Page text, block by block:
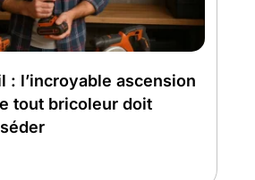
: l’incroyable ascension
tout bricoleur doit